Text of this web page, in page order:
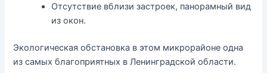
Отсутствие вблизи застроек, панорамный вид
из окон.
Экологическая обстановка в этом микрорайоне одна
из самых благоприятных в Ленинградской области.